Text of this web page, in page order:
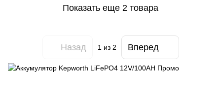
Показать еще 2 товара
Назад 1 из 2 Вперед